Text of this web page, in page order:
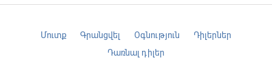
Մուտք Գրանցվել Օգնություն
Դիլերներ
Դառնալ դիլեր